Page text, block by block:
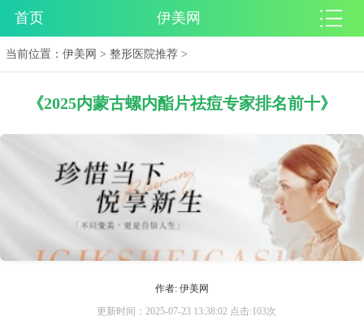
首页 伊美网
当前位置：伊美网 >整形医院推荐 >
《2025内蒙古螺内酯片祛痘专家排名前十》
作者: 伊美网
更新时间：2025-07-23 13:38:02 点击:103次